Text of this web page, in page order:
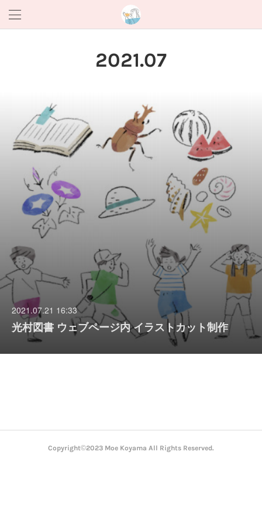
2021.07
2021.07.21 16:33
光村図書 ウェブページ内 イラストカット制作
Copyright©2023 Moe Koyama All Rights Reserved.